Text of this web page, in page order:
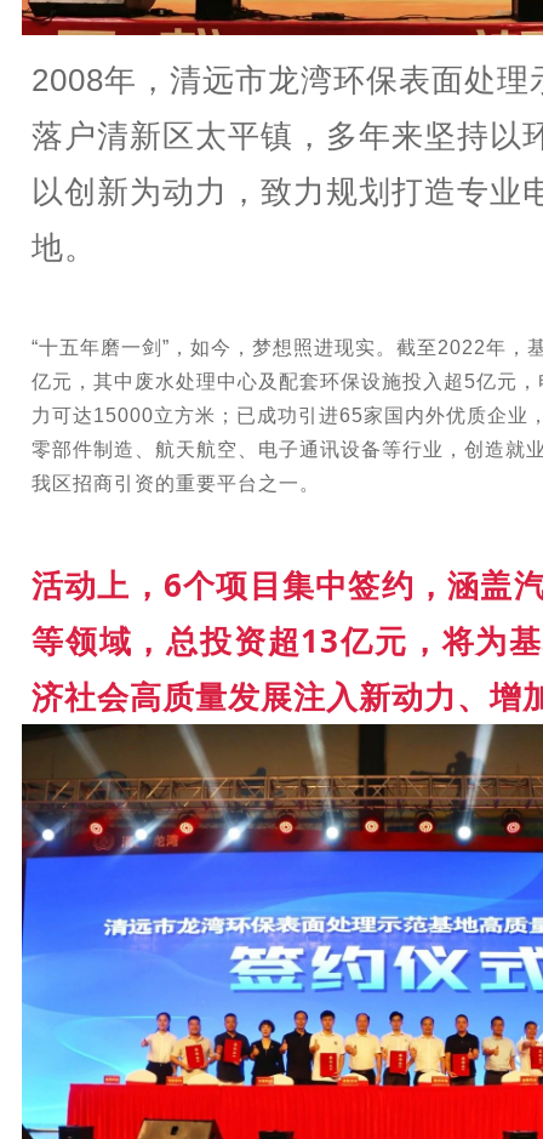
2008年，清远市龙湾环保表面处理
落户清新区太平镇，多年来坚持以
以创新为动力，致力规划打造专业
地。
“十五年磨一剑”，如今，梦想照进现实。截至2022年，
亿元，其中废水处理中心及配套环保设施投入超5亿元
力可达15000立方米；已成功引进65家国内外优质企业
零部件制造、航天航空、电子通讯设备等行业，创造就
我区招商引资的重要平台之一。
活动上，6个项目集中签约，涵盖
等领域，总投资超13亿元，将为
济社会高质量发展注入新动力、增